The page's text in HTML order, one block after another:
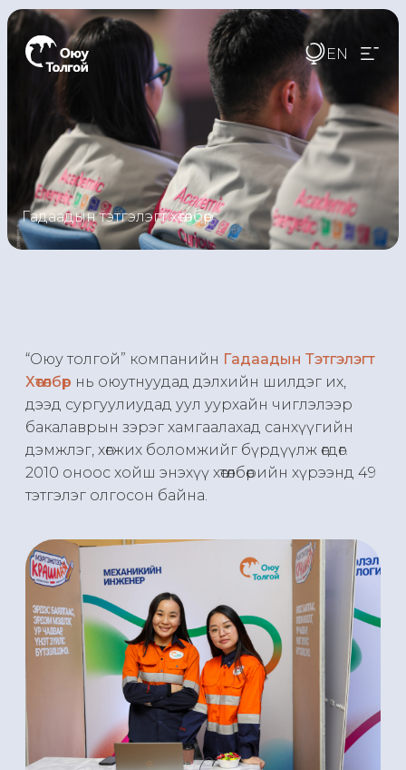
EN
Гадаадын тэтгэлэгт хөтөлбөр
“Оюу толгой” компанийн Гадаадын Тэтгэлэгт
Хөтөлбөр нь оюутнуудад дэлхийн шилдэг их,
дээд сургуулиудад уул уурхайн чиглэлээр
бакалаврын зэрэг хамгаалахад санхүүгийн
дэмжлэг, хөгжих боломжийг бүрдүүлж өгдөг.
2010 оноос хойш энэхүү хөтөлбөрийн хүрээнд 49
тэтгэлэг олгосон байна.